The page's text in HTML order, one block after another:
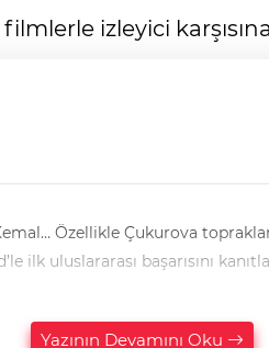
izleyici karşısına
sonra bile
Yaşar Kemal, İnce Memed’le ilk uluslararası başarısını
Yazının Devamını Oku